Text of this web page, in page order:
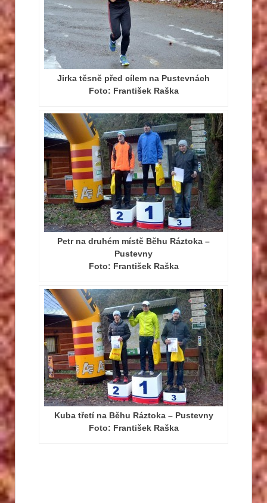
Jirka těsně před cílem na Pustevnách
Foto: František Raška
Petr na druhém místě Běhu Ráztoka –
Pustevny
Foto: František Raška
Kuba třetí na Běhu Ráztoka – Pustevny
Foto: František Raška